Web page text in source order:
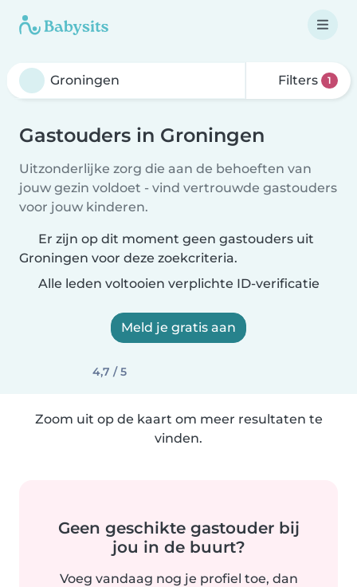
Filters 1
Gastouders in Groningen
Uitzonderlijke zorg die aan de behoeften van
jouw gezin voldoet - vind vertrouwde gastouders
voor jouw kinderen.
Er zijn op dit moment geen gastouders uit
Groningen voor deze zoekcriteria.
Alle leden voltooien verplichte ID-verificatie
Meld je gratis aan
4,7 / 5
Zoom uit op de kaart om meer resultaten te
vinden.
Geen geschikte gastouder bij
jou in de buurt?
Voeg vandaag nog je profiel toe, dan